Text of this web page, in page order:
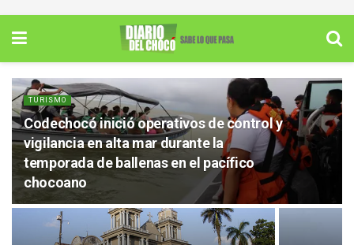
TURISMO
Codechocó inició operativos de control y
vigilancia en alta mar durante la
temporada de ballenas en el pacífico
chocoano